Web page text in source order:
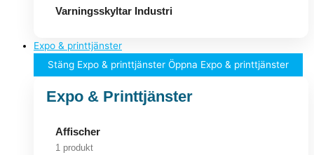
Varningsskyltar Industri
Expo & printtjänster
Stäng Expo & printtjänster Öppna Expo & printtjänster
Expo & Printtjänster
Affischer
1 produkt